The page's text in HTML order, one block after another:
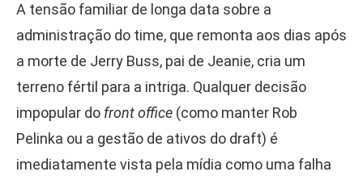
A tensão familiar de longa data sobre a
administração do time, que remonta aos dias após
a morte de Jerry Buss, pai de Jeanie, cria um
terreno fértil para a intriga. Qualquer decisão
impopular do front office (como manter Rob
Pelinka ou a gestão de ativos do draft) é
imediatamente vista pela mídia como uma falha